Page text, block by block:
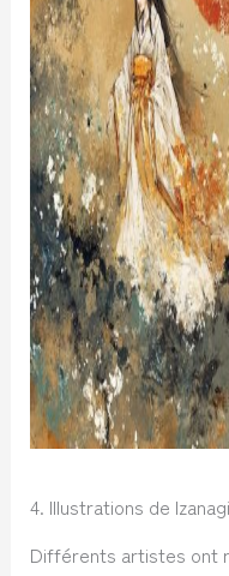
4. Illustrations de
Différents artistes ont